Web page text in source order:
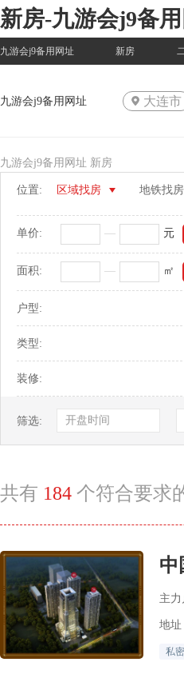
新房-九游会j9备
九游会j9备用网址 新房
九游会j9备用网址 大连市
九游会j9备用网址 新房
位置: 区域找房 地铁找房
单价: — 元
面积: — ㎡
户型:
类型:
装修:
筛选: 开盘时间
共有 184 个符合要求
中
主力
地址
私